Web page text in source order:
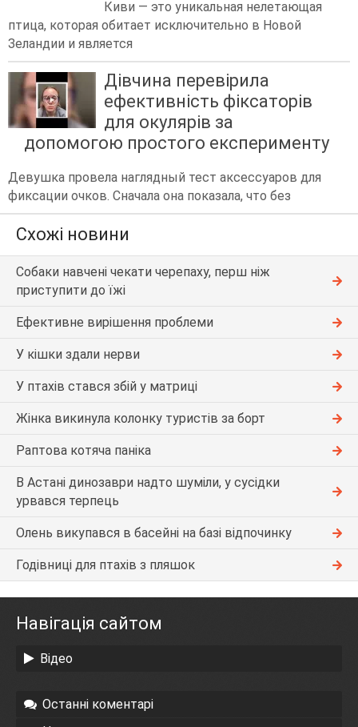
Киви — это уникальная нелетающая
птица, которая обитает исключительно в Новой
Зеландии и является
Дівчина перевірила
ефективність фіксаторів
для окулярів за
допомогою простого експерименту
Девушка провела наглядный тест аксессуаров для
фиксации очков. Сначала она показала, что без
Схожі новини
Собаки навчені чекати черепаху, перш ніж
приступити до їжі
Ефективне вирішення проблеми
У кішки здали нерви
У птахів стався збій у матриці
Жінка викинула колонку туристів за борт
Раптова котяча паніка
В Астані динозаври надто шуміли, у сусідки
урвався терпець
Олень викупався в басейні на базі відпочинку
Годівниці для птахів з пляшок
Навігація сайтом
Відео
Останні коментарі